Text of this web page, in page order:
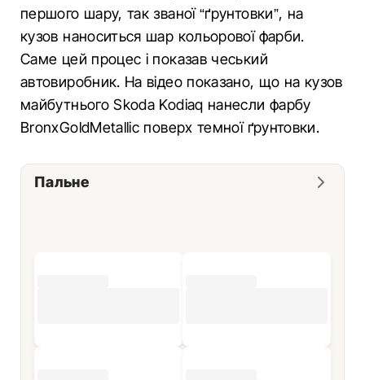
першого шару, так званої “ґрунтовки”, на
кузов наноситься шар кольорової фарби.
Саме цей процес і показав чеський
автовиробник. На відео показано, що на кузов
майбутнього Skoda Kodiaq нанесли фарбу
BronxGoldMetallic поверх темної ґрунтовки.
Пальне